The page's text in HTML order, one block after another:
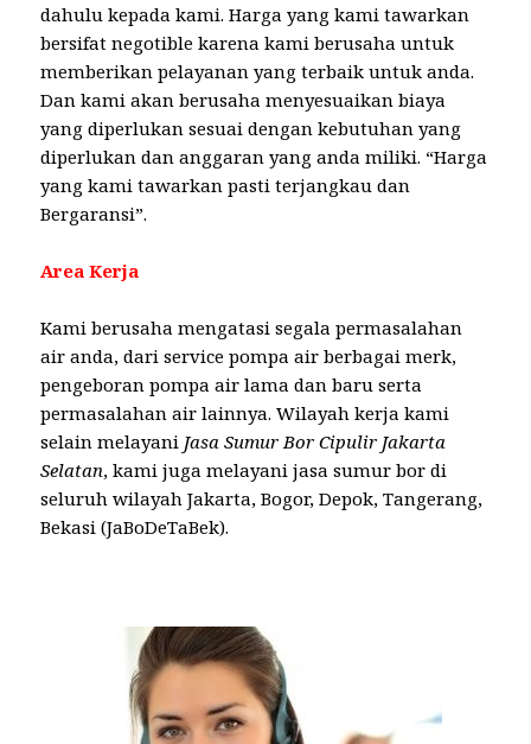
dahulu kepada kami. Harga yang kami tawarkan
bersifat negotible karena kami berusaha untuk
memberikan pelayanan yang terbaik untuk anda.
Dan kami akan berusaha menyesuaikan biaya
yang diperlukan sesuai dengan kebutuhan yang
diperlukan dan anggaran yang anda miliki. “Harga
yang kami tawarkan pasti terjangkau dan
Bergaransi”.
Area Kerja
Kami berusaha mengatasi segala permasalahan
air anda, dari service pompa air berbagai merk,
pengeboran pompa air lama dan baru serta
permasalahan air lainnya. Wilayah kerja kami
selain melayani Jasa Sumur Bor Cipulir Jakarta
Selatan, kami juga melayani jasa sumur bor di
seluruh wilayah Jakarta, Bogor, Depok, Tangerang,
Bekasi (JaBoDeTaBek).